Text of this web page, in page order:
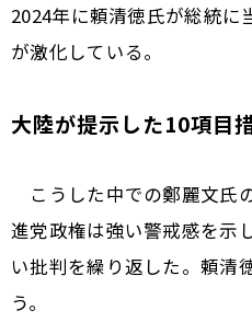
2024年に頼清徳氏が総統に
が激化している。
大陸が提示した10項目
こうした中での鄭麗文氏
進党政権は強い警戒感を示
い批判を繰り返した。頼清
う。